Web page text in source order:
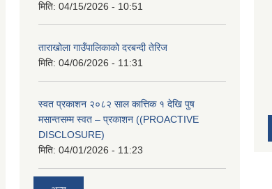
मिति: 04/15/2026 - 10:51
ताराखोला गाउँपालिकाको दरबन्दी तेरिज
मिति: 04/06/2026 - 11:31
स्वत प्रकाशन २०८२ साल कात्तिक १ देखि पुष
मसान्तसम्म स्वत – प्रकाशन ((PROACTIVE
DISCLOSURE)
मिति: 04/01/2026 - 11:23